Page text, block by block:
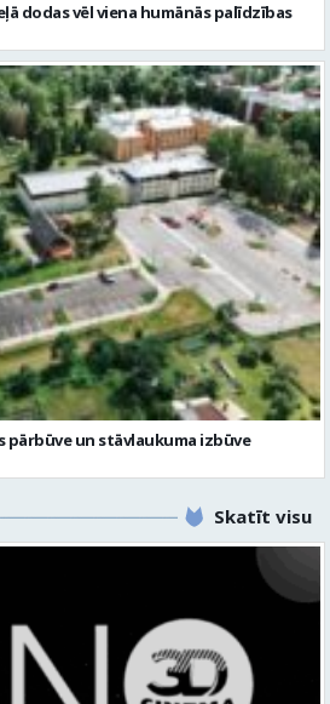
dodas vēl viena humānās palīdzības
pārbūve un stāvlaukuma izbūve
Skatīt visu